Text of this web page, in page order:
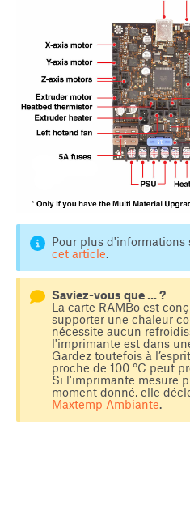
Pour plus d'informations
cet article.
Saviez-vous que ... ?
La carte RAMBo est
supporter une chaleur
nécessite aucun
l'imprimante est dans
Gardez toutefois à
proche de 100 °C peut
Si l'imprimante mesure
moment donné, elle
Maxtemp Ambiante.